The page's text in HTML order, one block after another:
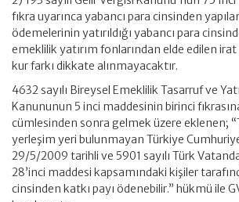
fıkra uyarınca yabancı para cinsinden
ödemelerinin yatırıldığı yabancı para
emeklilik yatırım fonlarından elde edilen
kur farkı dikkate alınmayacaktır.
4632 sayılı Bireysel Emeklilik Tasarruf ve
Kanununun 5 inci maddesinin birinci
cümlesinden sonra gelmek üzere eklenen;
yerleşim yeri bulunmayan Türkiye
29/5/2009 tarihli ve 5901 sayılı Türk
28’inci maddesi kapsamındaki kişiler
cinsinden katkı payı ödenebilir.” hükmü ile